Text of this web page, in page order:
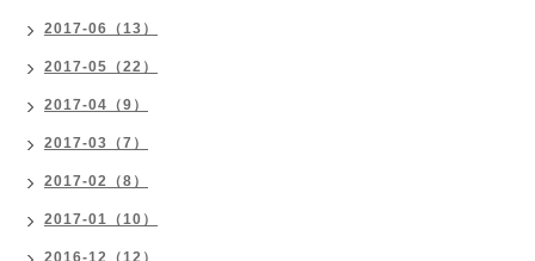
2017-06（13）
2017-05（22）
2017-04（9）
2017-03（7）
2017-02（8）
2017-01（10）
2016-12（12）